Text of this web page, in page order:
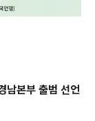
남본부 출범 선언